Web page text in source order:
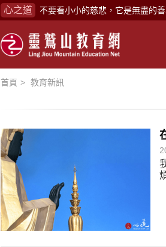
心之道
禪修，讓思緒單純，讓靈性清楚
念頭在心頭，不舒服；轉個念頭
煩惱如同下雨，當雨過天晴，雨
懂得消化煩惱，便能讓生活自在
心不跟隨現下煩惱，不隨就不會
學佛，就是學著拭去塵埃。
不要看小小的慈悲，它是無盡的
禪修，讓思緒單純，讓靈性清楚
念頭在心頭，不舒服；轉個念頭
首頁 教育新訊